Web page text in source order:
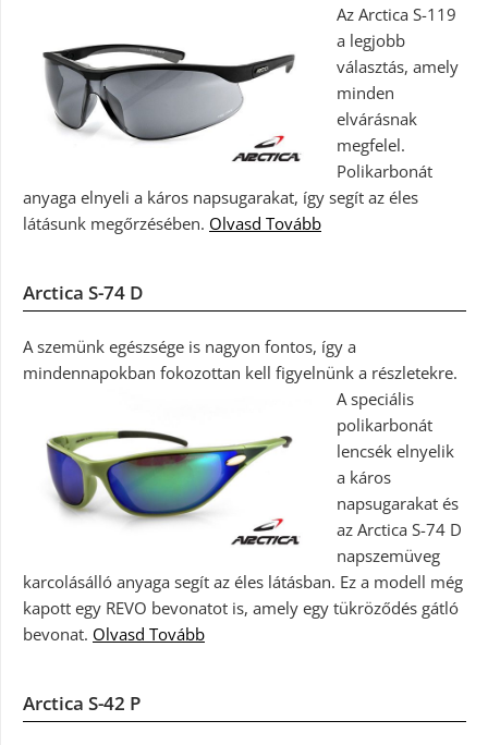
Az Arctica S-119
a legjobb
választás, amely
minden
elvárásnak
megfelel.
Polikarbonát
anyaga elnyeli a káros napsugarakat, így segít az éles
látásunk megőrzésében. Olvasd Tovább
Arctica S-74 D
A szemünk egészsége is nagyon fontos, így a
mindennapokban fokozottan kell figyelnünk a részletekre.
A speciális
polikarbonát
lencsék elnyelik
a káros
napsugarakat és
az Arctica S-74 D
napszemüveg
karcolásálló anyaga segít az éles látásban. Ez a modell még
kapott egy REVO bevonatot is, amely egy tükröződés gátló
bevonat. Olvasd Tovább
Arctica S-42 P